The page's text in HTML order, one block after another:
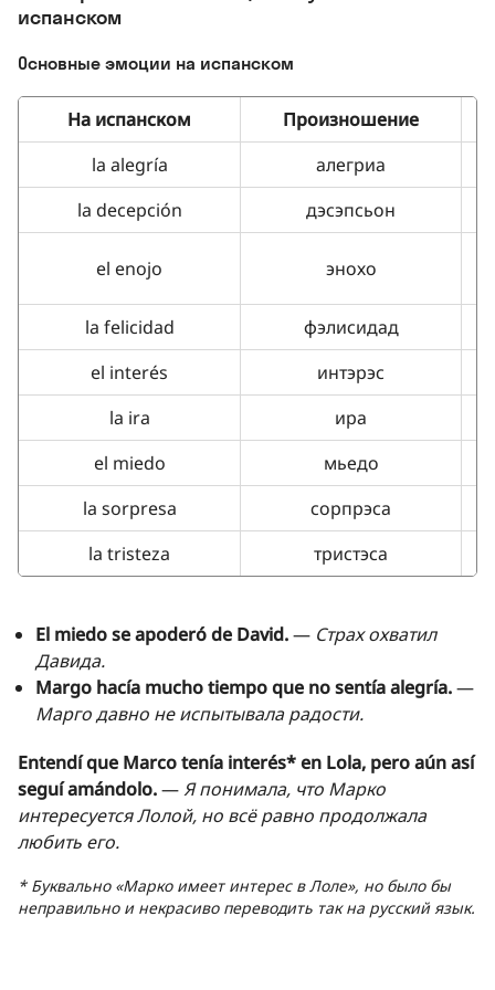
испанском
Основные эмоции на испанском
На испанском
Произношение
la alegría
алегриа
la decepción
дэсэпсьон
el enojo энохо
la felicidad
фэлисидад
el interés
интэрэс
la ira
ира
el miedo
мьедо
la sorpresa
сорпрэса
la tristeza
тристэса
El miedo se apoderó de David.— Страх охватил
Давида.
Margo hacía mucho tiempo que no sentía alegría.—
Марго давно не испытывала радости.
Entendí que Marco tenía interés* en Lola, pero aún así
seguí amándolo.—Я понимала, что Марко
интересуется Лолой, но всё равно продолжала
любить его.
* Буквально «Марко имеет интерес в Лоле», но было бы
неправильно и некрасиво переводить так на русский язык.